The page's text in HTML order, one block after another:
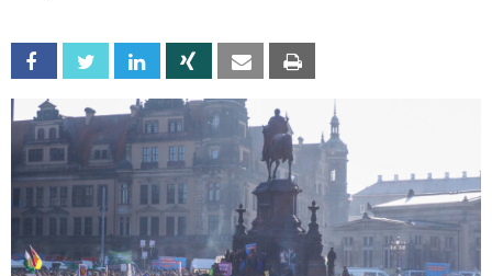
Facebook Twitter Linkedin Xing Email